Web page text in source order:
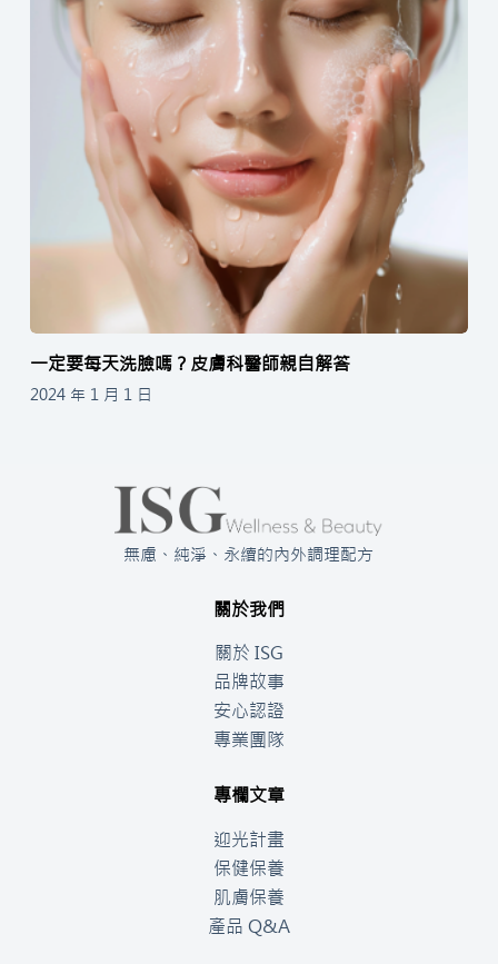
一定要每天洗臉嗎？皮膚科醫師親自解答
2024 年 1 月 1 日
無慮、純淨、永續的內外調理配方
關於我們
關於 ISG
品牌故事
安心認證
專業團隊
專欄文章
迎光計畫
保健保養
肌膚保養
產品 Q&A